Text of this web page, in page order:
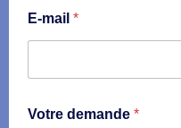
E
-
a
l
E-mail *
Votre demande *